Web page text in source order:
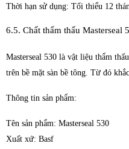
Thời hạn sử dụng: Tối thiểu 12
6.5. Chất thẩm thấu Masterseal
Masterseal 530 là vật liệu thẩm
trên bề mặt sàn bề tông. Từ đó
Thông tin sản phẩm:
Tên sản phẩm: Masterseal 530
Xuất xứ: Basf